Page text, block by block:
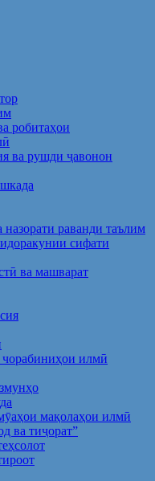
робитаҳои
ва рушди ҷавонон
раванди таълим
сифати
ва машварат
илмӣ
мақолаҳои илмӣ
ва тиҷорат”